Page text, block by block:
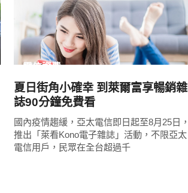
READ
MORE
電信資費
夏日街角小確幸 到萊爾富享暢銷雜
誌90分鐘免費看
國內疫情趨緩，亞太電信即日起至8月25日，
推出「萊看Kono電子雜誌」活動，不限亞太
電信用戶，民眾在全台超過千